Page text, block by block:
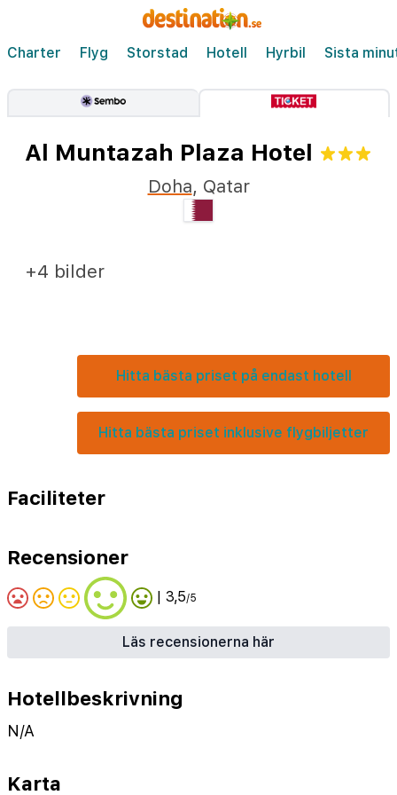
Charter Flyg Storstad Hotell Hyrbil Sista
Al Muntazah Plaza Hotel
Doha, Qatar
Hitta bästa priset på endast hotell
Hitta bästa priset inklusive flygbiljetter
+4 bilder
Faciliteter
Recensioner
| 3,5/5
Läs recensionerna här
Hotellbeskrivning
N/A
Karta